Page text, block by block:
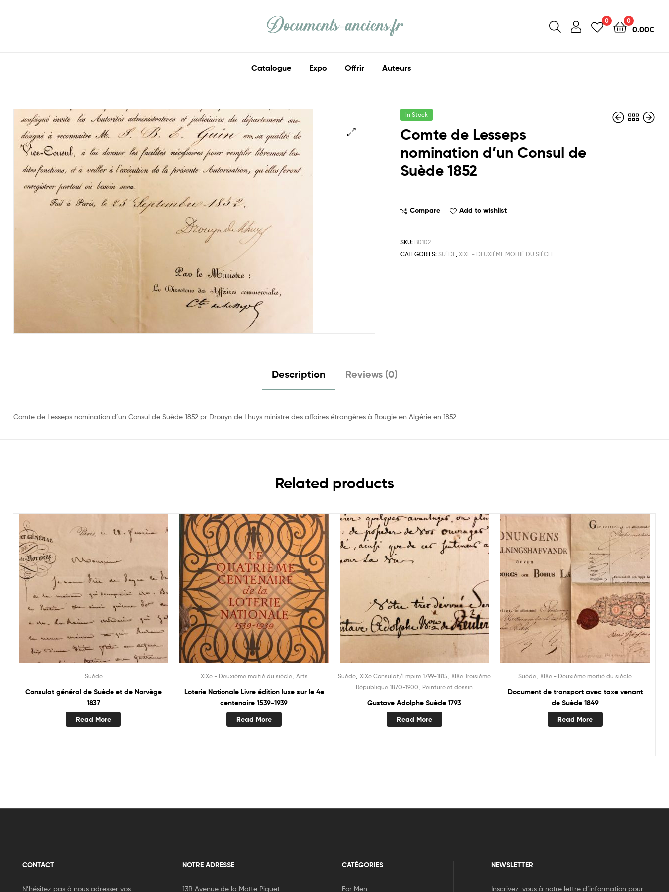
Anciens
0 0
0.00€
Catalogue Expo Offrir Auteurs
In Stock
Comte de Lesseps
nomination d’un Consul de
Suède 1852
Compare Add to wishlist
SKU: B0102
CATEGORIES:SUÈDE,XIXE - DEUXIÈME MOITIÉ DU SIÈCLE
Description Reviews (0)
Comte de Lesseps nomination d’un Consul de Suède 1852 pr Drouyn de Lhuys ministre des affaires étrangères à Bougie en Algérie en 1852
Related products
Suède
Consulat général de Suède et de Norvège
1837
Read More
XIXe - Deuxième moitié du siècle, Arts
Loterie Nationale Livre édition luxe sur le 4e
centenaire 1539-1939
Read More
Suède ,XIXe Consulat/Empire 1799-1815 ,XIXe Troisième
République 1870-1900
Peinture et dessin
Gustave Adolphe Suède 1793
Read More
Suède ,XIXe - Deuxième moitié du siècle
Document de transport avec taxe venant
de Suède 1849
Read More
CONTACT
N’hésitez pas à nous adresser vos
NOTRE ADRESSE
13B Avenue de la Motte Piquet
CATÉGORIES
For Men
NEWSLETTER
Inscrivez-vous à notre lettre d’information pour